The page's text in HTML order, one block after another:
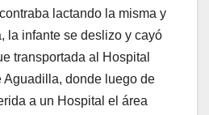
lactando la misma y
la infante se deslizo y cayó
transportada al Hospital
Aguadilla, donde luego de
a un Hospital el área